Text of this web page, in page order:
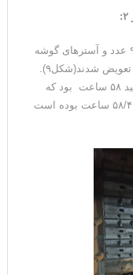
آسترهای بدنه شامل ۴۸ ردیف دوتایی معادل ۹۶ عدد و آسترهای گوشه
شامل ۲۰ عدد آستر که ساییدگی زیادی داشتند تعویض شدند(شکل۹).
مدت زمانی که تعویض آسترهای بدنه طول کشید ۵۸ ساعت بود که
میانگین پنج دوره قبل برای تعویض این آستر‌ها ۵۸/۴ ساعت بوده است